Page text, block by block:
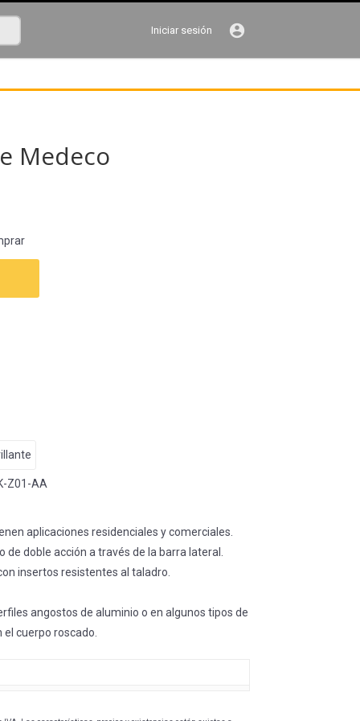
Iniciar sesión account_circle
Medeco
Z01-AA
aplicaciones residenciales y comerciales.
doble acción a través de la barra lateral.
insertos resistentes al taladro.
angostos de aluminio o en algunos tipos de
cuerpo roscado.